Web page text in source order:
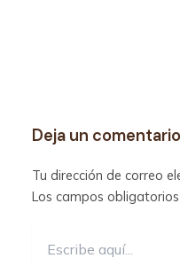
Deja un comentario
Tu dirección de correo
Los campos
aquí...